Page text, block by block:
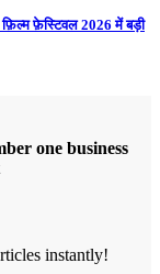
फ़ेस्टिवल 2026 में बड़ी
one business
instantly!